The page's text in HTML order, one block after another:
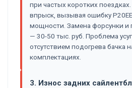
при частых коротких
впрыск, вызывая ошибку
мощности. Замена форсунки и
— 30-50 тыс. руб. Проблема
отсутствием подогрева бачка
комплектациях.
3. Износ задних